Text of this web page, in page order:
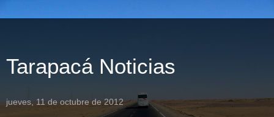
Tarapacá Noticias
jueves, 11 de octubre de 2012